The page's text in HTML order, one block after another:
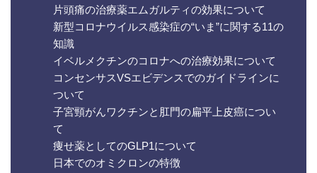
片頭痛の治療薬エムガルティの効果について
新型コロナウイルス感染症の“いま”に関する11の
知識
イベルメクチンのコロナへの治療効果について
コンセンサスVSエビデンスでのガイドラインに
ついて
子宮頸がんワクチンと肛門の扁平上皮癌につい
て
痩せ薬としてのGLP1について
日本でのオミクロンの特徴